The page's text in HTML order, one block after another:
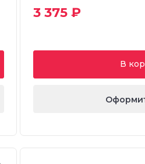
3 375 ₽
В